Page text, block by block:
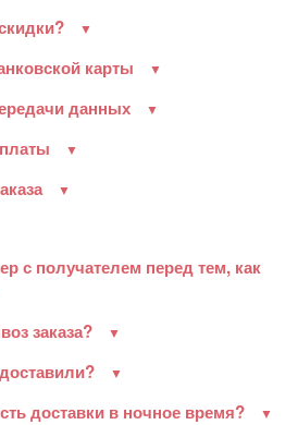
карты
данных
с получателем перед тем, как
заказа?
доставки в ночное время?